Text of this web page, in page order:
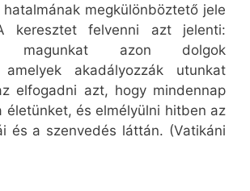
megkülönböztető jele
keresztet felvenni azt jelenti:
magunkat azon dolgok
amelyek akadályozzák utunkat
elfogadni azt, hogy mindennap
életünket, és elmélyülni hitben az
és a szenvedés láttán. (Vatikáni